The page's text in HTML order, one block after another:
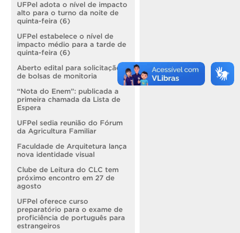
UFPel adota o nível de impacto
alto para o turno da noite de
quinta-feira (6)
UFPel estabelece o nível de
impacto médio para a tarde de
quinta-feira (6)
Aberto edital para solicitação
de bolsas de monitoria
“Nota do Enem”: publicada a
primeira chamada da Lista de
Espera
UFPel sedia reunião do Fórum
da Agricultura Familiar
Faculdade de Arquitetura lança
nova identidade visual
Clube de Leitura do CLC tem
próximo encontro em 27 de
agosto
UFPel oferece curso
preparatório para o exame de
proficiência de português para
estrangeiros